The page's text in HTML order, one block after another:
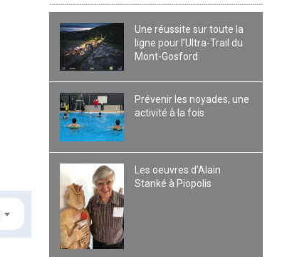
Une réussite sur toute la
ligne pour l’Ultra-Trail du
Mont-Gosford
Prévenir les noyades, une
activité à la fois
Les oeuvres d’Alain
Stanké à Piopolis